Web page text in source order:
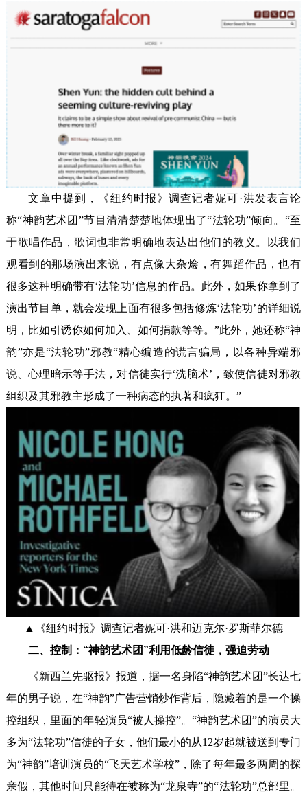
文章中提到，《纽约时报》调查记者妮可·洪发表言论
称“神韵艺术团”节目清清楚楚地体现出了“法轮功”倾向。“至
于歌唱作品，歌词也非常明确地表达出他们的教义。以我们
观看到的那场演出来说，有点像大杂烩，有舞蹈作品，也有
很多这种明确带有‘法轮功’信息的作品。此外，如果你拿到了
演出节目单，就会发现上面有很多包括修炼‘法轮功’的详细说
明，比如引诱你如何加入、如何捐款等等。”此外，她还称“神
韵”亦是“法轮功”邪教“精心编造的谎言骗局，以各种异端邪
说、心理暗示等手法，对信徒实行‘洗脑术’，致使信徒对邪教
组织及其邪教主形成了一种病态的执著和疯狂。”
▲《纽约时报》调查记者妮可·洪和迈克尔·罗斯菲尔德
二、控制：“神韵艺术团”利用低龄信徒，强迫劳动
《新西兰先驱报》报道，据一名身陷“神韵艺术团”长达七
年的男子说，在“神韵”广告营销炒作背后，隐藏着的是一个操
控组织，里面的年轻演员“被人操控”。“神韵艺术团”的演员大
多为“法轮功”信徒的子女，他们最小的从12岁起就被送到专门
为“神韵”培训演员的“飞天艺术学校”，除了每年最多两周的探
亲假，其他时间只能待在被称为“龙泉寺”的“法轮功”总部里。